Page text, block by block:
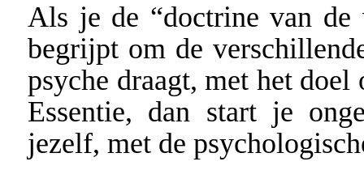
Als je de “doctrine van de
begrijpt om de
psyche draagt, met het
Essentie, dan start je
jezelf, met de